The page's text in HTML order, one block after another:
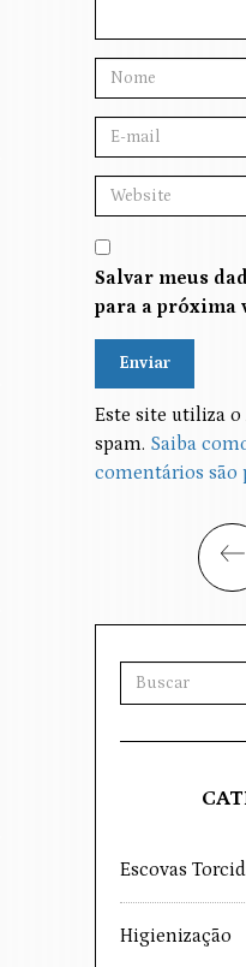
Salvar meus
para a próxima
Alternative:
Este site utiliza
spam. Saiba
comentários são
Escovas
Higienização